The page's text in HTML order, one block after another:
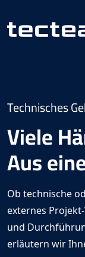
Technisches
Viele
Aus
Ob technische
externes
und
erläutern wir